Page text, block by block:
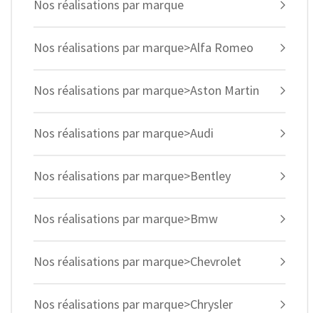
Nos réalisations par marque
Nos réalisations par marque>Alfa Romeo
Nos réalisations par marque>Aston Martin
Nos réalisations par marque>Audi
Nos réalisations par marque>Bentley
Nos réalisations par marque>Bmw
Nos réalisations par marque>Chevrolet
Nos réalisations par marque>Chrysler